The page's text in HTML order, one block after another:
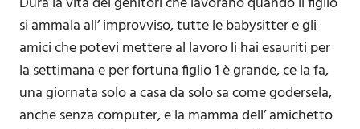
si ammala all’ improvviso, tutte le babysitter e gli
amici che potevi mettere al lavoro li hai esauriti per
la settimana e per fortuna figlio 1 è grande, ce la fa,
una giornata solo a casa da solo sa come godersela,
anche senza computer, e la mamma dell’ amichetto